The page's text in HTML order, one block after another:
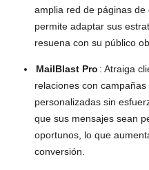
amplia red de páginas
permite adaptar sus
resuena con su público
MailBlast Pro : Atraiga
relaciones con
personalizadas sin
que sus mensajes sean
oportunos, lo que
conversión.